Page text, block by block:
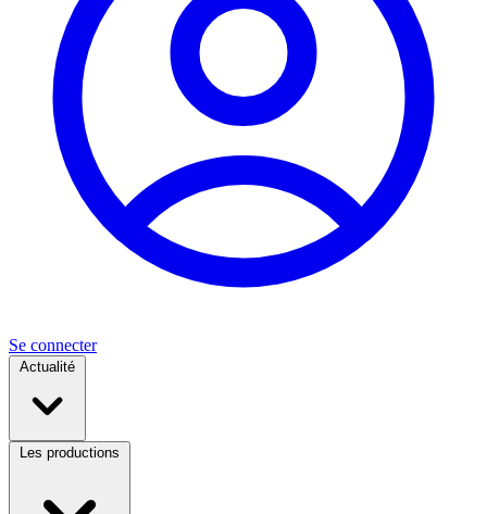
Se connecter
Actualité
Les productions